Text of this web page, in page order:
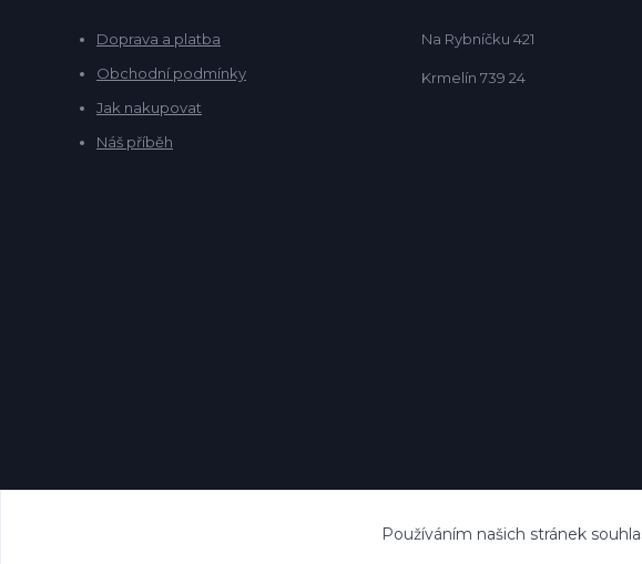
Doprava a platba
Obchodní podmínky
Jak nakupovat
Náš příběh
Na Rybníčku 421
Krmelín 739 24
Používáním našich stránek